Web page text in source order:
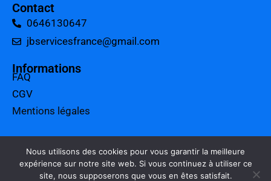
Contact
0646130647
jbservicesfrance@gmail.com
Informations
FAQ
CGV
Mentions légales
Tarifs
Charte qualité
Nous utilisons des cookies pour vous garantir la meilleure
expérience sur notre site web. Si vous continuez à utiliser ce
site, nous supposerons que vous en êtes satisfait.